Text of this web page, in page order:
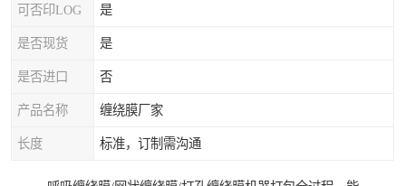
可否印LOG 是
是否现货 是
是否进口 否
产品名称 缠绕膜厂家
长度 标准，订制需沟通